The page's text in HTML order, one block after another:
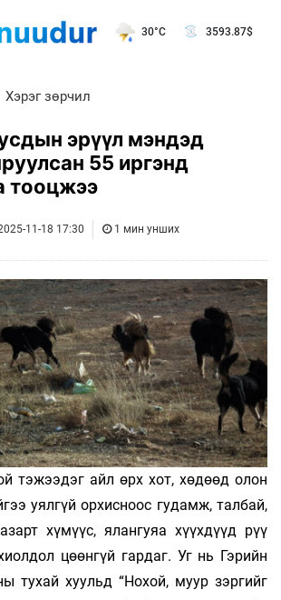
30°C 3593.87$
Хэрэг зөрчил
эрүүл мэндэд
55 иргэнд
тооцжээ
11-18 17:30 1 мин унших
тэжээдэг айл өрх хот, хөдөөд олон
уялгүй орхисноос гудамж, талбай,
хүмүүс, ялангуяа хүүхдүүд рүү
цөөнгүй гардаг. Уг нь Гэрийн
тухай хуульд “Нохой, муур зэргийг